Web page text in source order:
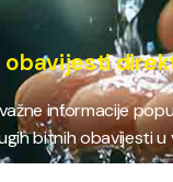
informacije
bitnih obavijesti u